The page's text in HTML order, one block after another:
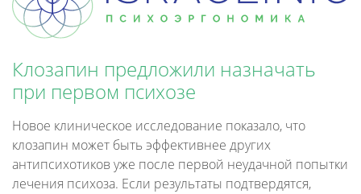
Клозапин предложили назначать
при первом психозе
Новое клиническое исследование показало, что
клозапин может быть эффективнее других
антипсихотиков уже после первой неудачной попытки
лечения психоза. Если результаты подтвердятся,